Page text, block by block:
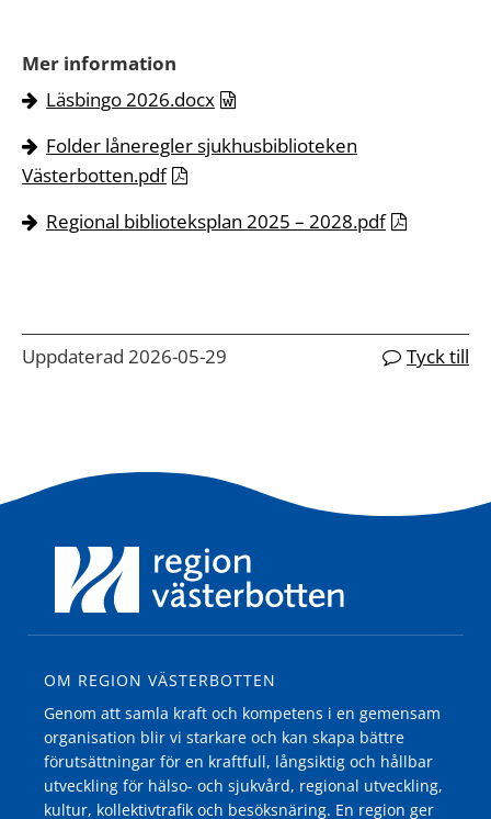
Mer information
Läsbingo 2026.docx
Folder låneregler sjukhusbiblioteken
Västerbotten.pdf
Regional biblioteksplan 2025 – 2028.pdf
Uppdaterad 2026-05-29 Tyck till
OM REGION VÄSTERBOTTEN
Genom att samla kraft och kompetens i en gemensam
organisation blir vi starkare och kan skapa bättre
förutsättningar för en kraftfull, långsiktig och hållbar
utveckling för hälso- och sjukvård, regional utveckling,
kultur, kollektivtrafik och besöksnäring. En region ger